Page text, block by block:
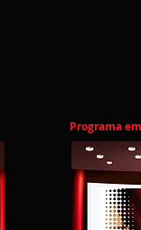
Programa